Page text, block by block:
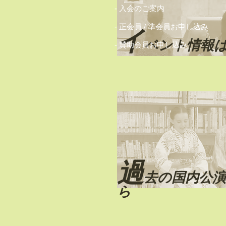
​イベント情報
過去の国内公
ら
- 入会のご案内
- 正会員 / 準会員お申し込み
- 賛助会員お申し込み